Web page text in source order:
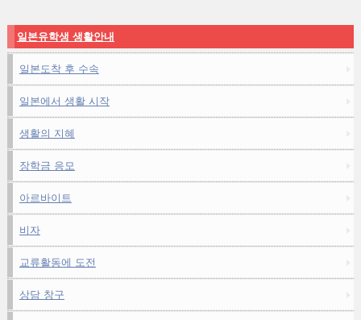
일본유학생 생활안내
일본도착 후 수속
일본에서 생활 시작
생활의 지혜
장학금 응모
아르바이트
비자
교류활동에 도전
상담 창구